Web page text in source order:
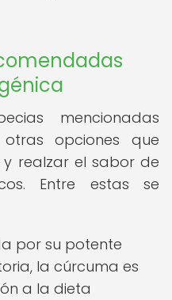
mencionadas
otras opciones que
realzar el sabor de
Entre estas se
por su potente
la cúrcuma es
a la dieta